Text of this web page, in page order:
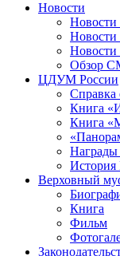
Новости
Обзор
ЦДУМ России
Книга
Книга
Верховный
Книга
Фильм